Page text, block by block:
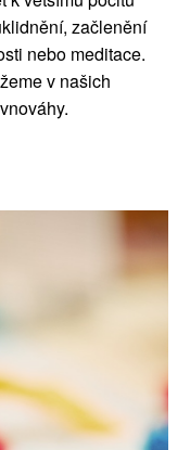
začlenění
nebo meditace.
v našich